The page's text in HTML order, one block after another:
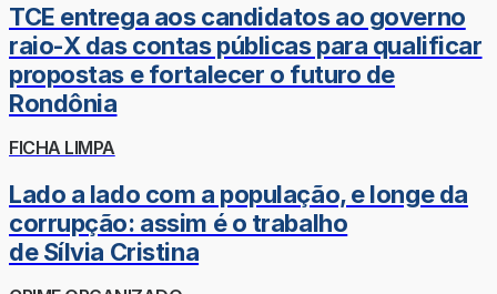
TCE entrega aos candidatos ao governo
raio-X das contas públicas para qualificar
propostas e fortalecer o futuro de
Rondônia
FICHA LIMPA
Lado a lado com a população, e longe da
corrupção: assim é o trabalho
de Sílvia Cristina